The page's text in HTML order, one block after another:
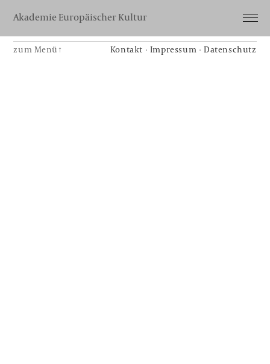
Akademie Europäischer Kultur
zum Menü↑ Kontakt · Impressum · Datenschutz